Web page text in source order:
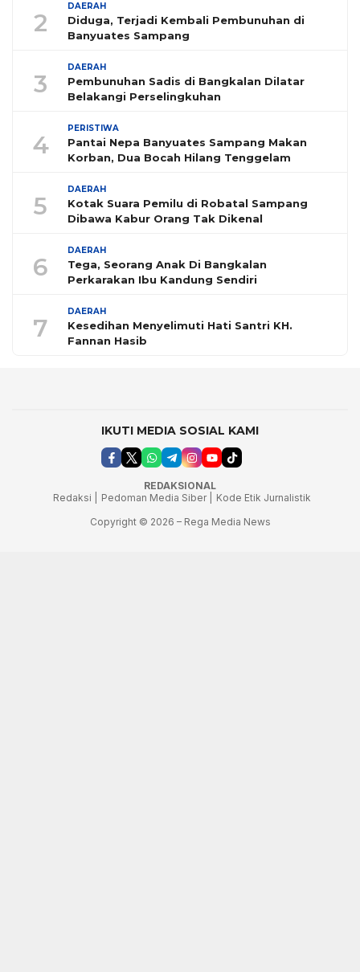
2
DAERAH
Diduga, Terjadi Kembali Pembunuhan di
Banyuates Sampang
3
DAERAH
Pembunuhan Sadis di Bangkalan Dilatar
Belakangi Perselingkuhan
4
PERISTIWA
Pantai Nepa Banyuates Sampang Makan
Korban, Dua Bocah Hilang Tenggelam
5
DAERAH
Kotak Suara Pemilu di Robatal Sampang
Dibawa Kabur Orang Tak Dikenal
6
DAERAH
Tega, Seorang Anak Di Bangkalan
Perkarakan Ibu Kandung Sendiri
7
DAERAH
Kesedihan Menyelimuti Hati Santri KH.
Fannan Hasib
IKUTI MEDIA SOSIAL KAMI
REDAKSIONAL
Redaksi |
Pedoman Media Siber |
Kode Etik Jurnalistik
Copyright © 2026 – Rega Media News